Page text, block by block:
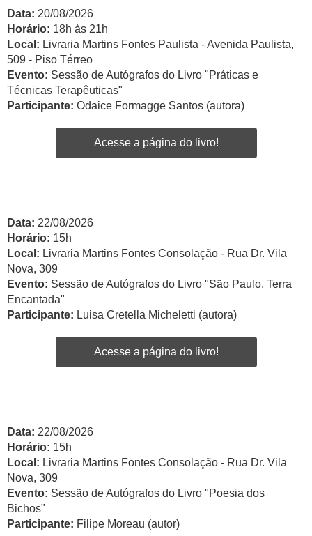
Data: 20/08/2026
Horário: 18h às 21h
Local: Livraria Martins Fontes Paulista - Avenida Paulista,
509 - Piso Térreo
Evento: Sessão de Autógrafos do Livro "Práticas e
Técnicas Terapêuticas"
Participante: Odaice Formagge Santos (autora)
Acesse a página do livro!
Data: 22/08/2026
Horário: 15h
Local: Livraria Martins Fontes Consolação - Rua Dr. Vila
Nova, 309
Evento: Sessão de Autógrafos do Livro "São Paulo, Terra
Encantada"
Participante: Luisa Cretella Micheletti (autora)
Acesse a página do livro!
Data: 22/08/2026
Horário: 15h
Local: Livraria Martins Fontes Consolação - Rua Dr. Vila
Nova, 309
Evento: Sessão de Autógrafos do Livro "Poesia dos
Bichos"
Participante: Filipe Moreau (autor)